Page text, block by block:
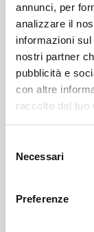
annunci, per
analizzare il
informazioni
nostri partner
pubblicità e
con altre
raccolto dal tuo
delNecessari
Preferenze
Leggi il
https://
fay-bepi/
Sondrio